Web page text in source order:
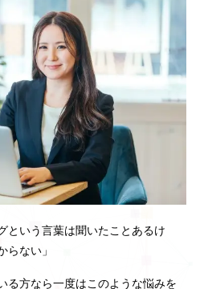
という言葉は聞いたことあるけ
らない」
る方なら一度はこのような悩みを